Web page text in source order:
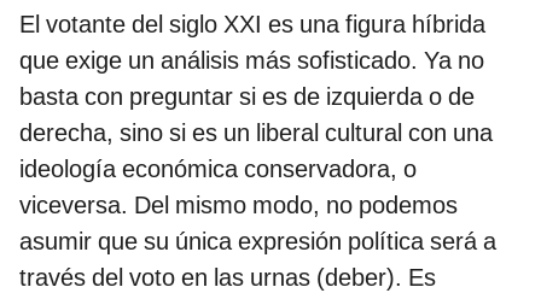
El votante del siglo XXI es una figura híbrida
que exige un análisis más sofisticado. Ya no
basta con preguntar si es de izquierda o de
derecha, sino si es un liberal cultural con una
ideología económica conservadora, o
viceversa. Del mismo modo, no podemos
asumir que su única expresión política será a
través del voto en las urnas (deber). Es